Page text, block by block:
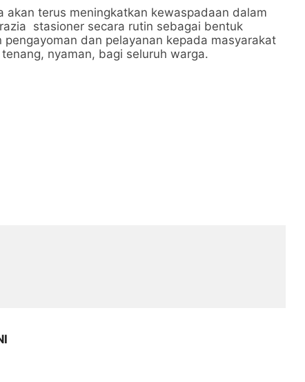
akan terus meningkatkan kewaspadaan dalam
stasioner secara rutin sebagai bentuk
dan pelayanan kepada masyarakat
nyaman, bagi seluruh warga.